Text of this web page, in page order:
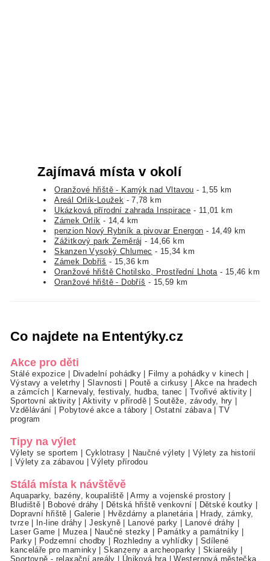
Zajímavá místa v okolí
Oranžové hřiště - Kamýk nad Vltavou - 1,55 km
Areál Orlík-Loužek - 7,78 km
Ukázková přírodní zahrada Inspirace - 11,01 km
Zámek Orlík - 14,4 km
penzion Nový Rybník a pivovar Energon - 14,49 km
Zážitkový park Zeměráj - 14,66 km
Skanzen Vysoký Chlumec - 15,34 km
Zámek Dobříš - 15,36 km
Oranžové hřiště Chotilsko, Prostřední Lhota - 15,46 km
Oranžové hřiště - Dobříš - 15,59 km
Co najdete na Ententýky.cz
Akce pro děti
Stálé expozice Divadelní pohádky Filmy a pohádky v kinech
Výstavy a veletrhy|Slavnosti Poutě a cirkusy
Akce na hradech
a zámcích
Karnevaly, festivaly, hudba, tanec Tvořivé aktivity
Sportovní aktivity|Aktivity v přírodě |Soutěže, závody, hry
Vzdělávání
Pobytové akce a tábory Ostatní zábava|TV
program
Tipy na výlet
Výlety se sportem Cyklotrasy Naučné výlety
Výlety za historií
Výlety za zábavou |Výlety přírodou
Stálá místa k návštěvě
Aquaparky, bazény, koupaliště |Army a vojenské prostory
Bludiště
Bobové dráhy Dětská hřiště venkovní Dětské koutky
Dopravní hřiště
Galerie Hvězdárny a planetária|
Hrady, zámky,
tvrze| In-line dráhy |Jeskyně| Lanové parky Lanové dráhy
Laser Game
Muzea| Naučné stezky Památky a památníky
Parky| Podzemní chodby Rozhledny a vyhlídky
Sdílené
kanceláře pro maminky |Skanzeny a archeoparky Skiareály
Sportovně - relaxační areály
Úniková hra|Westernová městečka